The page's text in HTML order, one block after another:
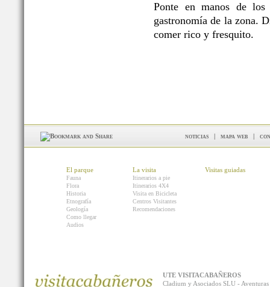
Ponte en manos de
gastronomía de la zona.
comer rico y fresquito.
noticias | mapa web |
El parque
Fauna
Flora
Historia
Etnografía
Geología
Como llegar
Audios
La visita
Itinerarios a pie
Itinerarios 4X4
Visita en Bicicleta
Centros Visitantes
Recomendaciones
Visitas guiadas
UTE VISITACABAÑEROS
Cladium y Asociados SLU -